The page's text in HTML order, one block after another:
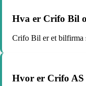
Hva er Crifo Bil
Crifo Bil er et bilfirma
Hvor er Crifo AS